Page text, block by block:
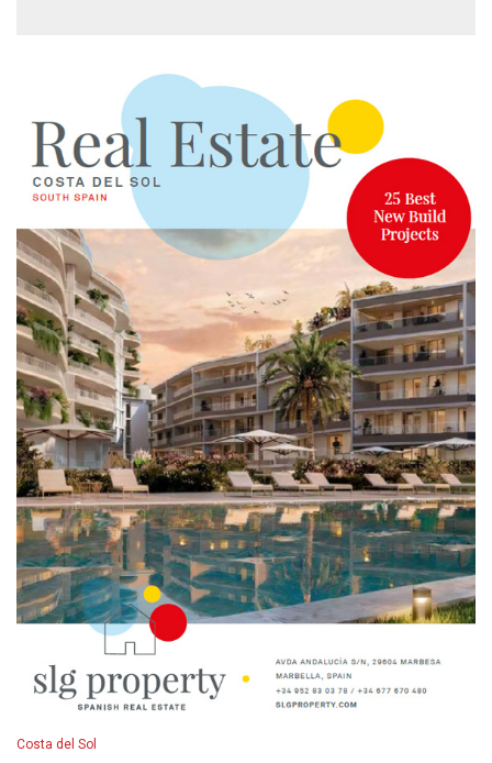
Costa del Sol